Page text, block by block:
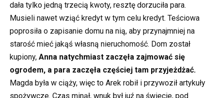
dała tylko jedną trzecią kwoty, resztę dorzuciła para.
Musieli nawet wziąć kredyt w tym celu kredyt. Teściowa
poprosiła o zapisanie domu na nią, aby przynajmniej na
starość mieć jakąś własną nieruchomość. Dom został
kupiony, Anna natychmiast zaczęła zajmować się
ogrodem, a para zaczęła częściej tam przyjeżdżać.
Magda była w ciąży, więc to Arek robił i przywoził artykuły
spożywcze. Czas minął, wnuk był juź na świecie, pod